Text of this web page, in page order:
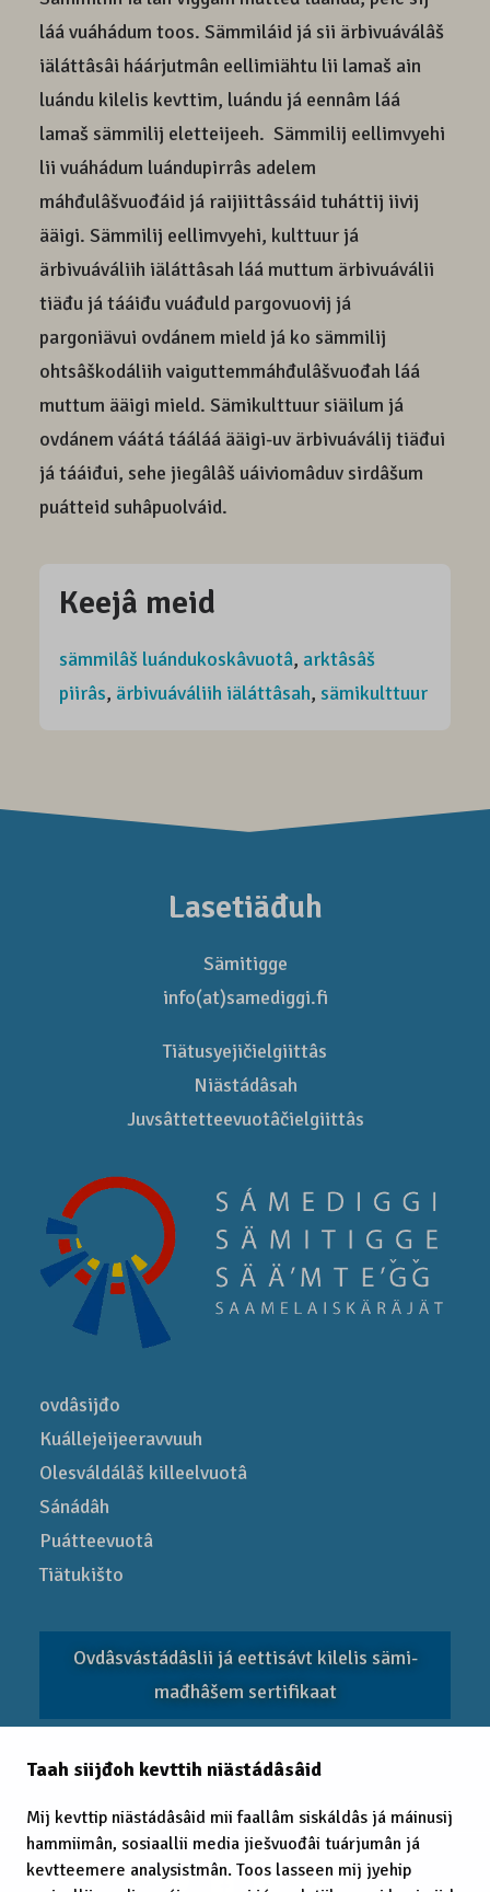
Taah siijđoh kevttih niästádâsâid
Mij kevttip niästádâsâid mii faallâm siskáldâs já máinusij
hammiimân, sosiaallii media jiešvuođâi tuárjumân já
kevtteemere analysistmân. Toos lasseen mij jyehip
láá vuáhádum toos. Sämmiláid já sii ärbivuáválâš
iäláttâsâi háárjutmân eellimiähtu lii lamaš ain
luándu kilelis kevttim, luándu já eennâm láá
lamaš sämmilij eletteijeeh. Sämmilij eellimvyehi
lii vuáhádum luándupirrâs adelem
máhđulâšvuođáid já raijiittâssáid tuháttij iivij
ääigi. Sämmilij eellimvyehi, kulttuur já
ärbivuáváliih iäláttâsah láá muttum ärbivuáválii
tiäđu já tááiđu vuáđuld pargovuovij já
pargoniävui ovdánem mield já ko sämmilij
ohtsâškodáliih vaiguttemmáhđulâšvuođah láá
muttum ääigi mield. Sämikulttuur siäilum já
ovdánem váátá tááláá ääigi-uv ärbivuáválij tiäđui
já tááiđui, sehe jiegâlâš uáiviomâduv sirdâšum
puátteid suhâpuolváid.
Keejâ meid
sämmilâš luándukoskâvuotâ, arktâsâš
piirâs, ärbivuáváliih iäláttâsah, sämikulttuur
Lasetiäđuh
Sämitigge
info(at)samediggi.fi
Tiätusyejičielgiittâs
Niästádâsah
Juvsâttetteevuotâčielgiittâs
ovdâsijđo
Kuállejeijeeravvuuh
Olesváldálâš killeelvuotâ
Sánádâh
Puátteevuotâ
Tiätukišto
Ovdâsvástádâslii já eettisávt kilelis sämi­
mađhâšem sertifikaat
EITC 2025